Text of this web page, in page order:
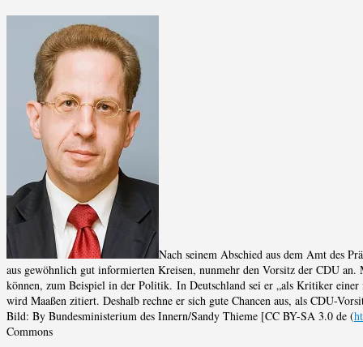
Nach seinem Abschied aus dem Amt des
aus gewöhnlich gut informierten Kreisen, nunmehr den Vorsitz der CDU an.
können, zum Beispiel in der Politik. In Deutschland sei er „als Kritiker
wird Maaßen zitiert. Deshalb rechne er sich gute Chancen aus, als CDU-
Bild: By Bundesministerium des Innern/Sandy Thieme [CC BY-SA 3.0 de (
Commons